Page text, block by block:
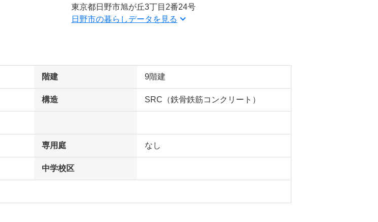
東京都日野市旭が丘3丁目2番24号
日野市の暮らしデータを見る
階建 9階建
構造 SRC（鉄骨鉄筋コンクリート）
専用庭 なし
中学校区